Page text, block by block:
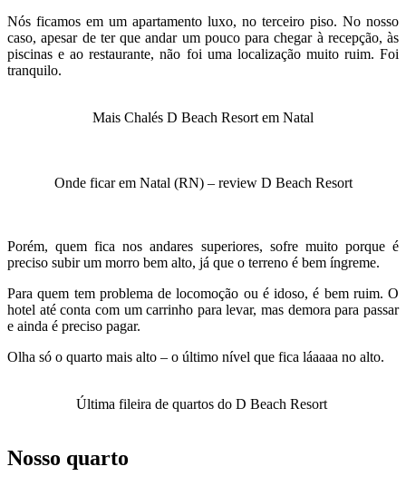
Nós ficamos em um apartamento luxo, no terceiro piso. No nosso
caso, apesar de ter que andar um pouco para chegar à recepção, às
piscinas e ao restaurante, não foi uma localização muito ruim. Foi
tranquilo.
Mais Chalés D Beach Resort em Natal
Onde ficar em Natal (RN) – review D Beach Resort
Porém, quem fica nos andares superiores, sofre muito porque é
preciso subir um morro bem alto, já que o terreno é bem íngreme.
Para quem tem problema de locomoção ou é idoso, é bem ruim. O
hotel até conta com um carrinho para levar, mas demora para passar
e ainda é preciso pagar.
Olha só o quarto mais alto – o último nível que fica láaaaa no alto.
Última fileira de quartos do D Beach Resort
Nosso quarto